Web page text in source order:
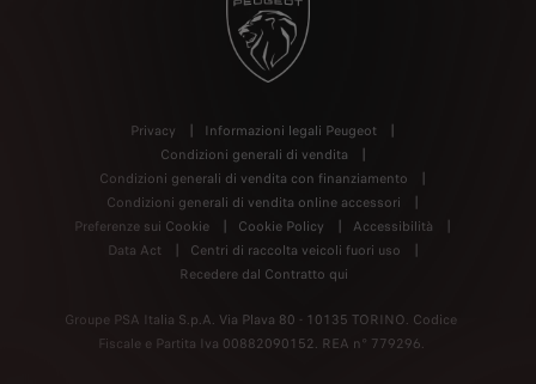
Groupe PSA Italia S.p.A. Via Plava 80 - 10135 TORINO. Codice
Fiscale e Partita Iva 00882090152. REA n° 779296.
Privacy
Informazioni legali Peugeot
Condizioni generali di vendita
Condizioni generali di vendita con finanziamento
Condizioni generali di vendita online accessori
Preferenze sui Cookie
Cookie Policy
Accessibilità
Data Act
Centri di raccolta veicoli fuori uso
Recedere dal Contratto qui